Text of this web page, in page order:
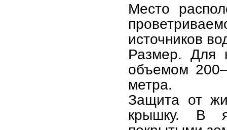
Место
источников
Размер. Для
объемом
метра.
Защита от
крышку. В